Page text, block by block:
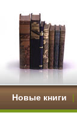
Новые книги |